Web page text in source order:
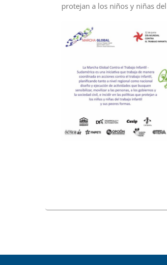
protejan a los niños y niñas